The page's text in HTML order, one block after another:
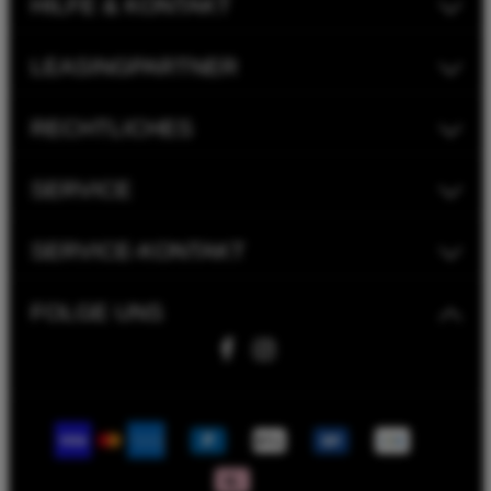
FOLGE UNS
SERVICE-KONTAKT
LEASINGPARTNER
RECHTLICHES
SERVICE